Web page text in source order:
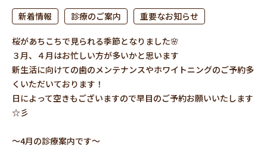
新着情報 診療のご案内 重要なお知らせ
桜があちこちで見られる季節となりました🌸
３月、４月はお忙しい方が多いかと思います
新生活に向けての歯のメンテナンスやホワイトニングのご予約多
くいただいております！
日によって空きもございますので早目のご予約お願いいたします
☆彡
～4月の診療案内です～